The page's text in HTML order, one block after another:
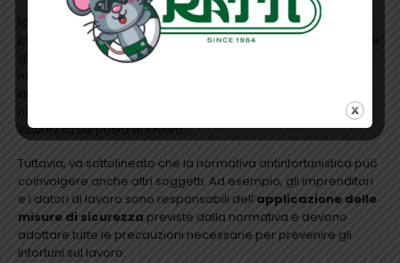
La normativa antinfortunistica ha come obiettivo principale la
protezione e la salvaguardia dei lavoratori, al fine di prevenire
gli infortuni sul lavoro e migliorare le condizioni di sicurezza
negli ambienti lavorativi. I beneficiari diretti della normativa
antinfortunistica sono quindi i lavoratori dipendenti, che
ricevono
sicurezza sul posto di lavoro.
Tuttavia, va sottolineato che la normativa antinfortunistica può
coinvolgere anche altri soggetti. Ad esempio, gli imprenditori
e i datori di lavoro sono responsabili dell’applicazione delle
misure di sicurezza previste dalla normativa e devono
adottare tutte le precauzioni necessarie per prevenire gli
infortuni sul lavoro.